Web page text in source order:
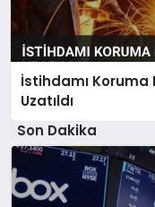
İstihdamı Koruma
Uzatıldı
Son Dakika